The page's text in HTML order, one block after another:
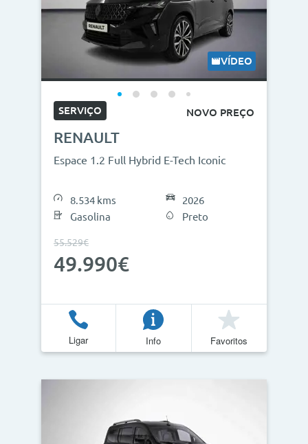
VÍDEO
SERVIÇO NOVO PREÇO
RENAULT
Espace 1.2 Full Hybrid E-Tech Iconic
8.534 kms
Gasolina
2026
Preto
55.529€
49.990€
Ligar Info Favoritos